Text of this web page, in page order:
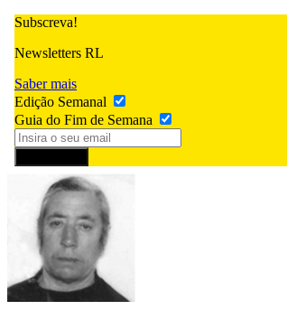
Subscreva!
Newsletters RL
Saber mais
Edição Semanal
Guia do Fim de Semana